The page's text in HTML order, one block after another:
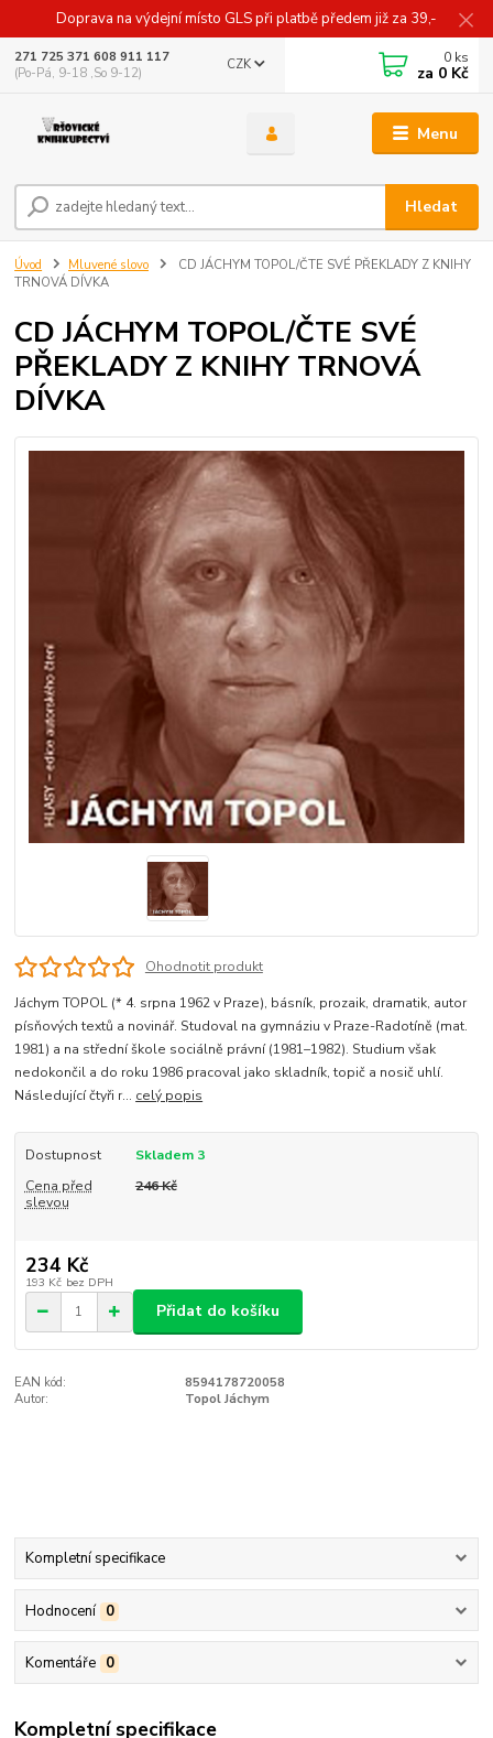
Doprava na výdejní místo GLS při platbě předem již za 39,-
Menu
CZK
Hledat
271 725 371 608 911 117
(Po-Pá, 9-18 ,So 9-12)
0 ks
za 0 Kč
Úvod Mluvené slovo
CD JÁCHYM TOPOL/ČTE SVÉ PŘEKLADY Z KNIHY
TRNOVÁ DÍVKA
CD JÁCHYM TOPOL/ČTE SVÉ
PŘEKLADY Z KNIHY TRNOVÁ
DÍVKA
Ohodnotit produkt
Jáchym TOPOL (* 4. srpna 1962 v Praze), básník, prozaik, dramatik, autor
písňových textů a novinář. Studoval na gymnáziu v Praze-Radotíně (mat.
1981) a na střední škole sociálně právní (1981–1982). Studium však
nedokončil a do roku 1986 pracoval jako skladník, topič a nosič uhlí.
Následující čtyři r... celý popis
Dostupnost
Skladem 3
Cena před
slevou
246 Kč
234 Kč
193 Kč bez DPH
Přidat do košíku
EAN kód:
8594178720058
Autor:
Topol Jáchym
Kompletní specifikace
Hodnocení 0
Komentáře 0
Kompletní specifikace